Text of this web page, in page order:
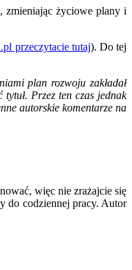
zmieniając życiowe plany i
przeczytacie tutaj). Do tej
plan rozwoju zakładał
Przez ten czas jednak
autorskie komentarze na
więc nie zrażajcie się
do codziennej pracy. Autor